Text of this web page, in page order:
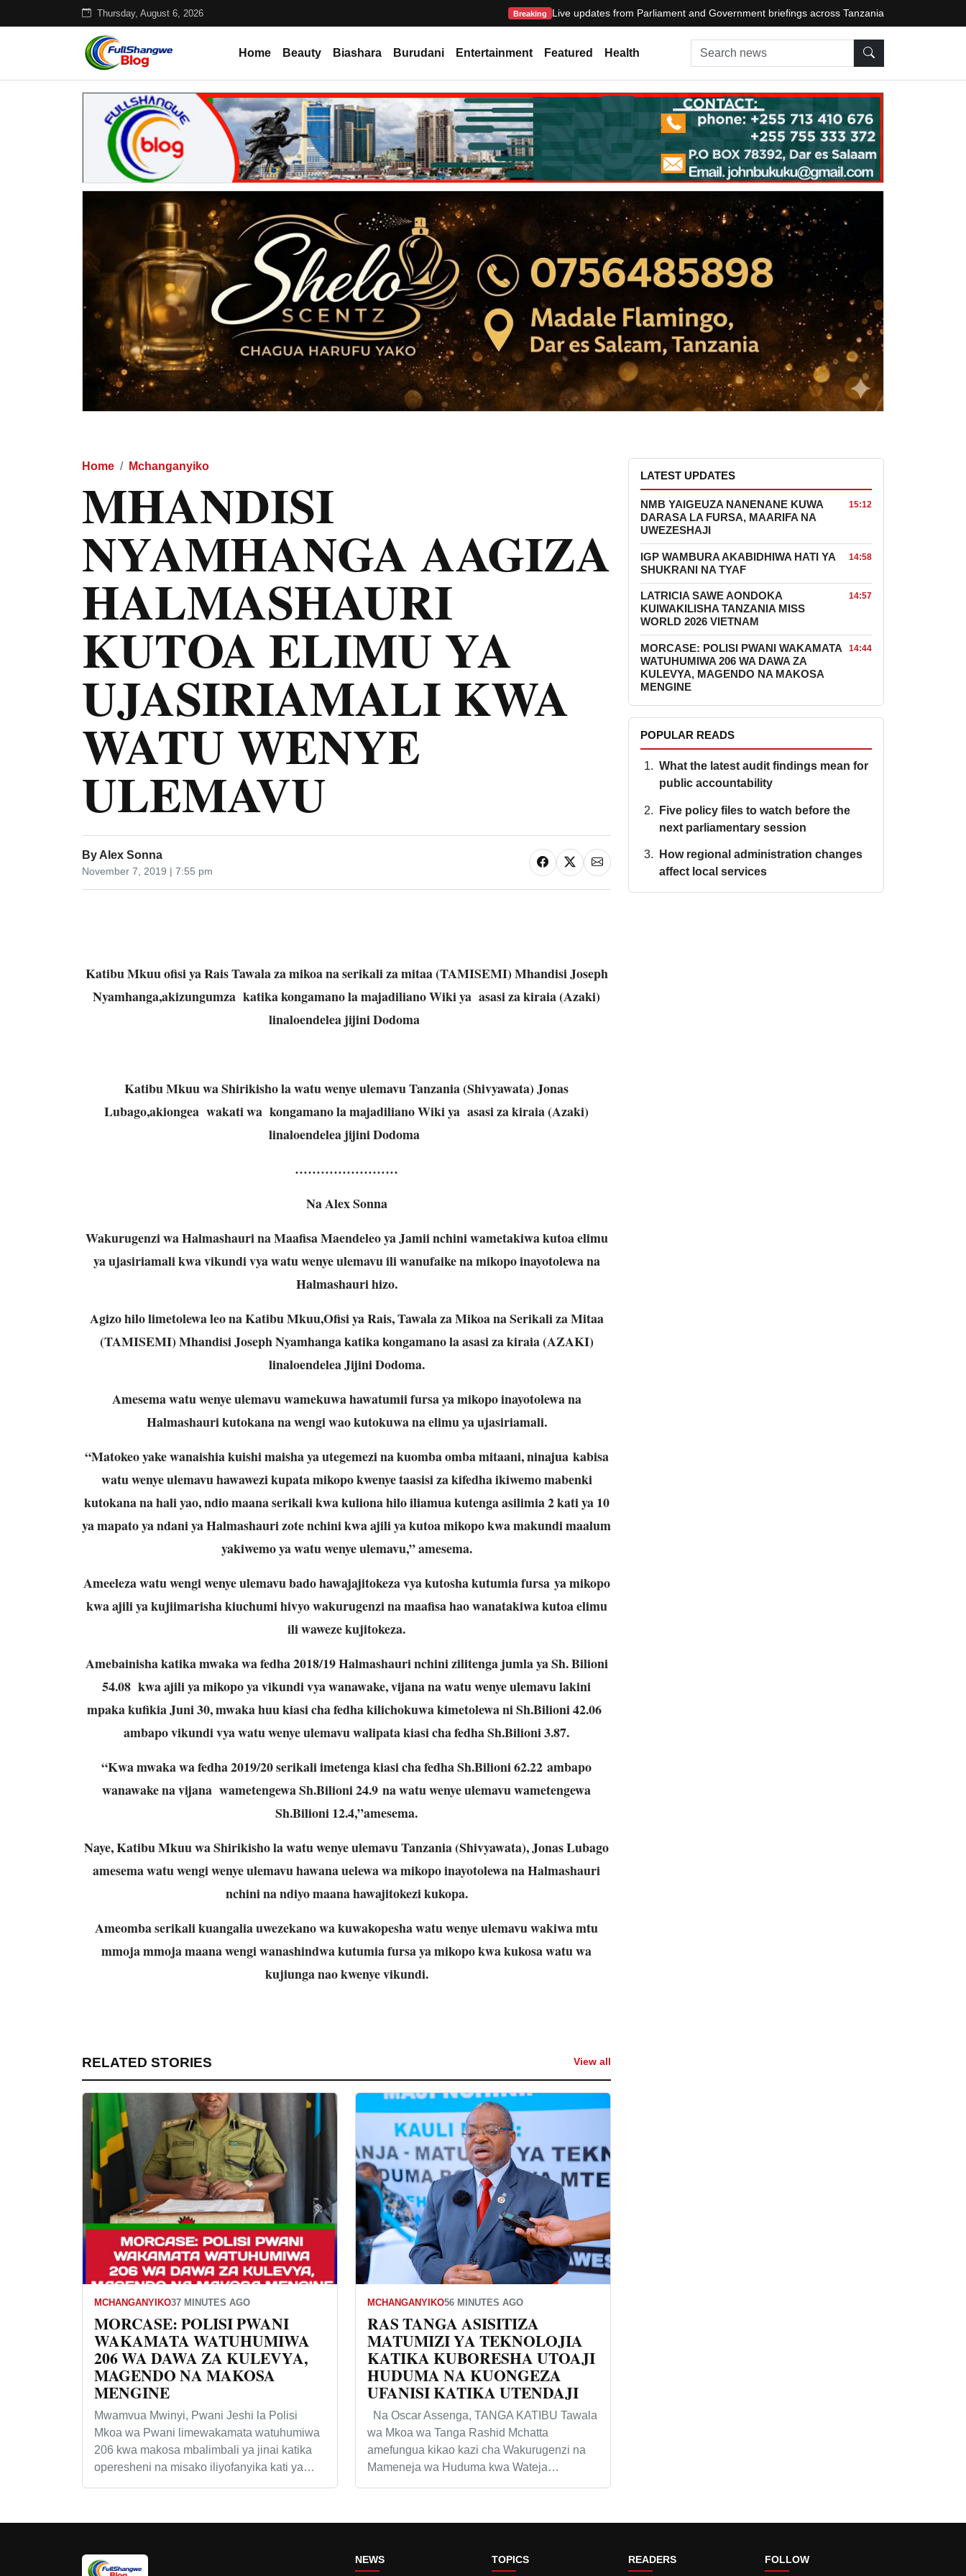
Thursday, August 6, 2026 Breaking Live updates from Parliament and Government briefings across Tanzania
Home Beauty Biashara Burudani Entertainment Featured Health Search news
Home Mchanganyiko
MHANDISI
NYAMHANGA AAGIZA
HALMASHAURI
KUTOA ELIMU YA
UJASIRIAMALI KWA
WATU WENYE
ULEMAVU
By Alex Sonna
November 7, 2019 | 7:55 pm
Katibu Mkuu ofisi ya Rais Tawala za mikoa na serikali za mitaa (TAMISEMI) Mhandisi Joseph
Nyamhanga,akizungumza katika kongamano la majadiliano Wiki ya asasi za kiraia (Azaki)
linaloendelea jijini Dodoma
Katibu Mkuu wa Shirikisho la watu wenye ulemavu Tanzania (Shivyawata) Jonas
Lubago,akiongea wakati wa kongamano la majadiliano Wiki ya asasi za kiraia (Azaki)
linaloendelea jijini Dodoma
……………………
Na Alex Sonna
Wakurugenzi wa Halmashauri na Maafisa Maendeleo ya Jamii nchini wametakiwa kutoa elimu
ya ujasiriamali kwa vikundi vya watu wenye ulemavu ili wanufaike na mikopo inayotolewa na
Halmashauri hizo.
Agizo hilo limetolewa leo na Katibu Mkuu,Ofisi ya Rais, Tawala za Mikoa na Serikali za Mitaa
(TAMISEMI) Mhandisi Joseph Nyamhanga katika kongamano la asasi za kiraia (AZAKI)
linaloendelea Jijini Dodoma.
Amesema watu wenye ulemavu wamekuwa hawatumii fursa ya mikopo inayotolewa na
Halmashauri kutokana na wengi wao kutokuwa na elimu ya ujasiriamali.
“Matokeo yake wanaishia kuishi maisha ya utegemezi na kuomba omba mitaani, ninajua kabisa
watu wenye ulemavu hawawezi kupata mikopo kwenye taasisi za kifedha ikiwemo mabenki
kutokana na hali yao, ndio maana serikali kwa kuliona hilo iliamua kutenga asilimia 2 kati ya 10
ya mapato ya ndani ya Halmashauri zote nchini kwa ajili ya kutoa mikopo kwa makundi maalum
yakiwemo ya watu wenye ulemavu,” amesema.
Ameeleza watu wengi wenye ulemavu bado hawajajitokeza vya kutosha kutumia fursa ya mikopo
kwa ajili ya kujiimarisha kiuchumi hivyo wakurugenzi na maafisa hao wanatakiwa kutoa elimu
ili waweze kujitokeza.
Amebainisha katika mwaka wa fedha 2018/19 Halmashauri nchini zilitenga jumla ya Sh. Bilioni
54.08 kwa ajili ya mikopo ya vikundi vya wanawake, vijana na watu wenye ulemavu lakini
mpaka kufikia Juni 30, mwaka huu kiasi cha fedha kilichokuwa kimetolewa ni Sh.Bilioni 42.06
ambapo vikundi vya watu wenye ulemavu walipata kiasi cha fedha Sh.Bilioni 3.87.
“Kwa mwaka wa fedha 2019/20 serikali imetenga kiasi cha fedha Sh.Bilioni 62.22 ambapo
wanawake na vijana wametengewa Sh.Bilioni 24.9 na watu wenye ulemavu wametengewa
Sh.Bilioni 12.4,”amesema.
Naye, Katibu Mkuu wa Shirikisho la watu wenye ulemavu Tanzania (Shivyawata), Jonas Lubago
amesema watu wengi wenye ulemavu hawana uelewa wa mikopo inayotolewa na Halmashauri
nchini na ndiyo maana hawajitokezi kukopa.
Ameomba serikali kuangalia uwezekano wa kuwakopesha watu wenye ulemavu wakiwa mtu
mmoja mmoja maana wengi wanashindwa kutumia fursa ya mikopo kwa kukosa watu wa
kujiunga nao kwenye vikundi.
RELATED STORIES View all
MCHANGANYIKO37 MINUTES AGO
MORCASE: POLISI PWANI
WAKAMATA WATUHUMIWA
206 WA DAWA ZA KULEVYA,
MAGENDO NA MAKOSA
MENGINE
Mwamvua Mwinyi, Pwani Jeshi la Polisi
Mkoa wa Pwani limewakamata watuhumiwa
206 kwa makosa mbalimbali ya jinai katika
operesheni na misako iliyofanyika kati ya…
MCHANGANYIKO56 MINUTES AGO
RAS TANGA ASISITIZA
MATUMIZI YA TEKNOLOJIA
KATIKA KUBORESHA UTOAJI
HUDUMA NA KUONGEZA
UFANISI KATIKA UTENDAJI
Na Oscar Assenga, TANGA KATIBU Tawala
wa Mkoa wa Tanga Rashid Mchatta
amefungua kikao kazi cha Wakurugenzi na
Mameneja wa Huduma kwa Wateja…
LATEST UPDATES
NMB YAIGEUZA NANENANE KUWA
DARASA LA FURSA, MAARIFA NA
UWEZESHAJI
15:12
IGP WAMBURA AKABIDHIWA HATI YA
SHUKRANI NA TYAF
14:58
LATRICIA SAWE AONDOKA
KUIWAKILISHA TANZANIA MISS
WORLD 2026 VIETNAM
14:57
MORCASE: POLISI PWANI WAKAMATA
WATUHUMIWA 206 WA DAWA ZA
KULEVYA, MAGENDO NA MAKOSA
MENGINE
14:44
POPULAR READS
What the latest audit findings mean for
public accountability
Five policy files to watch before the
next parliamentary session
How regional administration changes
affect local services
NEWS TOPICS READERS FOLLOW